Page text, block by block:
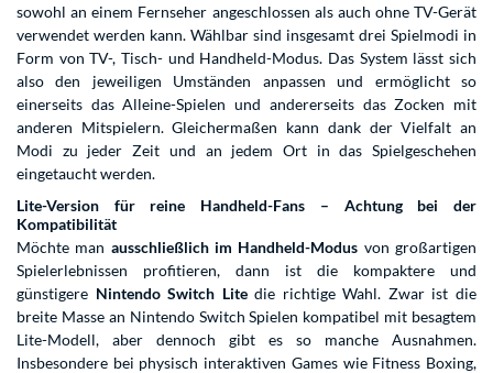
sowohl an einem Fernseher angeschlossen als auch ohne TV-Gerät
verwendet werden kann. Wählbar sind insgesamt drei Spielmodi in
Form von TV-, Tisch- und Handheld-Modus. Das System lässt sich
also den jeweiligen Umständen anpassen und ermöglicht so
einerseits das Alleine-Spielen und andererseits das Zocken mit
anderen Mitspielern. Gleichermaßen kann dank der Vielfalt an
Modi zu jeder Zeit und an jedem Ort in das Spielgeschehen
eingetaucht werden.
Lite-Version für reine Handheld-Fans – Achtung bei der
Kompatibilität
Möchte man ausschließlich im Handheld-Modus von großartigen
Spielerlebnissen profitieren, dann ist die kompaktere und
günstigere Nintendo Switch Litedie richtige Wahl. Zwar ist die
breite Masse an Nintendo Switch Spielen kompatibel mit besagtem
Lite-Modell, aber dennoch gibt es so manche Ausnahmen.
Insbesondere bei physisch interaktiven Games wie Fitness Boxing,